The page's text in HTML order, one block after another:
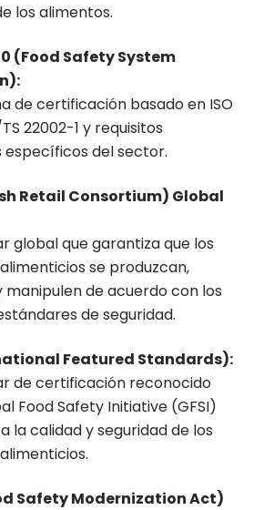
los alimentos.
(Food Safety System
de certificación basado en ISO
22002-1 y requisitos
específicos del sector.
Retail Consortium) Global
global que garantiza que los
se produzcan,
de acuerdo con los
de seguridad.
Featured Standards):
de certificación reconocido
Food Safety Initiative (GFSI)
la calidad y seguridad de los
Safety Modernization Act)